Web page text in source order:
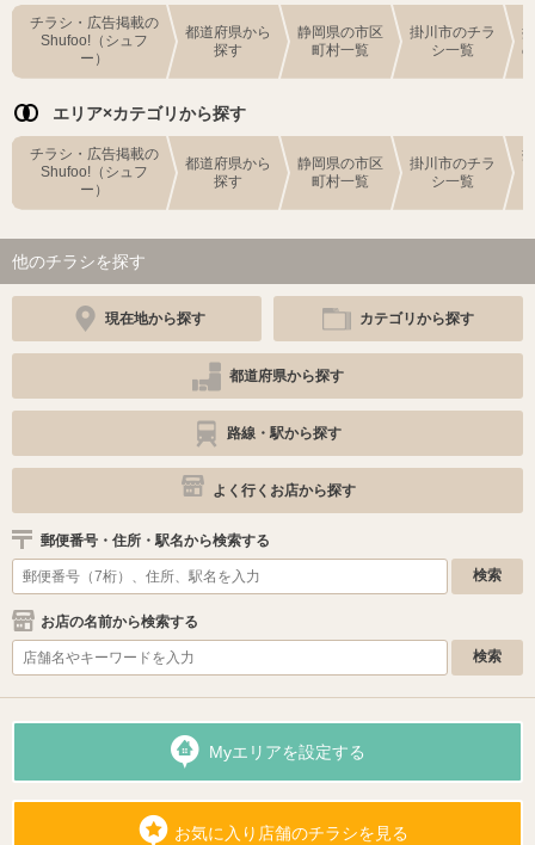
チラシ・広告掲載の
Shufoo!（シュフ
ー）
都道府県から
探す
静岡県の市区
町村一覧
掛川市のチラ
シ一覧
エリア×カテゴリから探す
チラシ・広告掲載の
Shufoo!（シュフ
ー）
都道府県から
探す
静岡県の市区
町村一覧
掛川市のチラ
シ一覧
他のチラシを探す
現在地から探す カテゴリから探す
都道府県から探す
路線・駅から探す
よく行くお店から探す
郵便番号・住所・駅名から検索する
お店の名前から検索する
Myエリアを設定する
お気に入り店舗のチラシを見る